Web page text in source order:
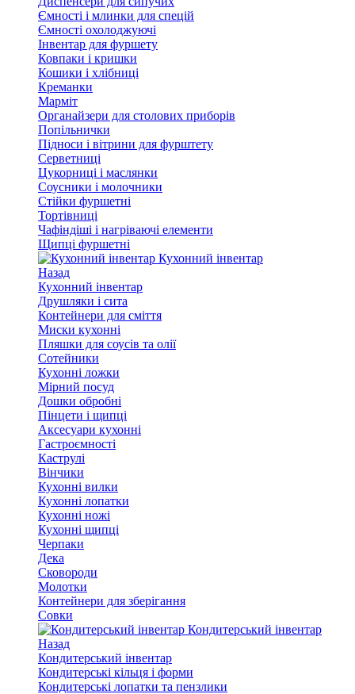
Ємності і млинки для спецій
Ємності охолоджуючі
Інвентар для фуршету
Ковпаки і кришки
Кошики і хлібниці
Креманки
Марміт
Органайзери для столових приборів
Попільнички
Підноси і вітрини для фурштету
Серветниці
Цукорниці і маслянки
Соусники і молочники
Стійки фуршетні
Тортівниці
Чафіндіші і нагріваючі елементи
Щипці фуршетні
Кухонний інвентар
Назад
Кухонний інвентар
Друшляки і сита
Контейнери для сміття
Миски кухонні
Пляшки для соусів та олії
Сотейники
Кухонні ложки
Мірний посуд
Дошки обробні
Пінцети і щипці
Аксесуари кухонні
Гастроємності
Каструлі
Вінчики
Кухонні вилки
Кухонні лопатки
Кухонні ножі
Кухонні щипці
Черпаки
Дека
Сковороди
Молотки
Контейнери для зберігання
Совки
Кондитерський інвентар
Назад
Кондитерський інвентар
Кондитерські кільця і форми
Кондитерські лопатки та пензлики